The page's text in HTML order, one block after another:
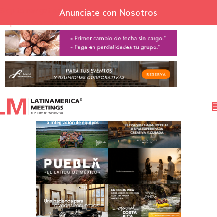
Skip to navigation
Skip to main content
Anunciate con Nosotros